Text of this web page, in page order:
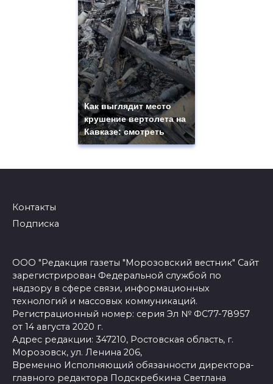
Как выглядит место
крушение вертолета на
Кавказе: смотреть
Контакты
Подписка
ООО "Редакция газеты "Морозовский вестник" Сайт
зарегистрирован Федеральной службой по
надзору в сфере связи, информационных
технологий и массовых коммуникаций.
Регистрационный номер: серия Эл № ФС77-78957
от 14 августа 2020 г.
Адрес редакции: 347210, Ростовская область, г.
Морозовск, ул. Ленина 206,
Временно Исполняющий обязанности директора-
главного редактора Подскребкина Светлана